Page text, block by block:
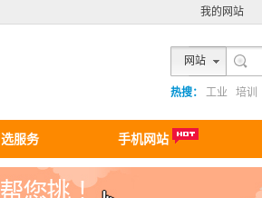
我的网站
网站
热搜： 工业 培训
选服务 手机网站